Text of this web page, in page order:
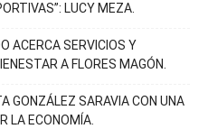
LUCY MEZA.
ACERCA SERVICIOS Y
A FLORES MAGÓN.
SARAVIA CON UNA
LA ECONOMÍA.